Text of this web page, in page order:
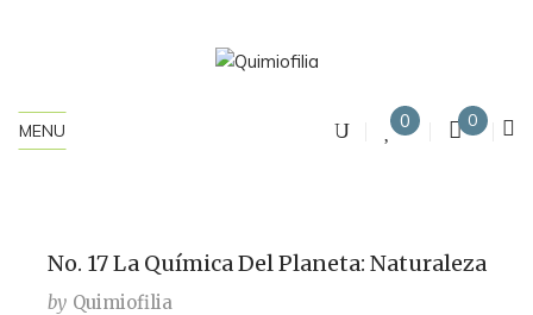
MENU 0 0
No. 17 La Química Del Planeta: Naturaleza
by Quimiofilia